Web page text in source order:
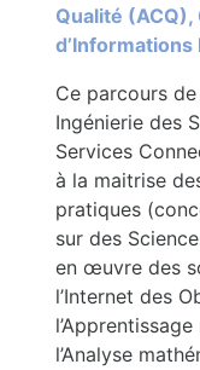
Qualité (ACQ),
d’Informations
Ce parcours
Ingénierie des
Services
à la maitrise
pratiques
sur des
en œuvre des
l’Internet des
l’Analyse